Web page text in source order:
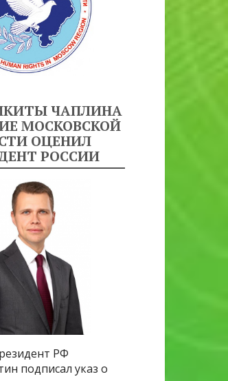
ЧАПЛИНА
МОСКОВСКОЙ
ОЦЕНИЛ
РОССИИ
РФ
подписал указ о